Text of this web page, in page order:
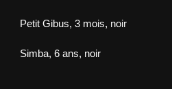
Petit Gibus, 3 mois, noir
Simba, 6 ans, noir